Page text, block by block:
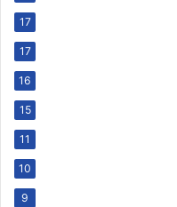
17
17
16
15
11
10
9